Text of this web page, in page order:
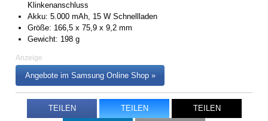
Klinkenanschluss
Akku: 5.000 mAh, 15 W Schnellladen
Größe: 166,5 x 75,9 x 9,2 mm
Gewicht: 198 g
Anzeige
Angebote im Samsung Online Shop »
TEILEN TEILEN TEILEN